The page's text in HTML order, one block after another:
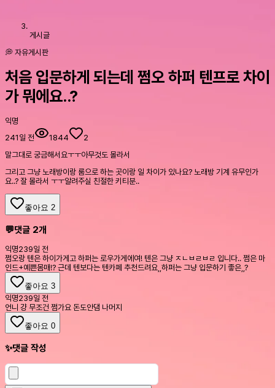
게시글
💭 자유게시판
처음 입문하게 되는데 쩜오 하퍼 텐프로 차이
가 뭐에요..?
익명
241일 전
1844
2
말그대로 궁금해서요ㅜㅜ아무것도 몰라서
그리고 그냥 노래방이랑 룸으로 하는 곳이랑 일 차이가 있나요? 노래방 기계 유무인가
요..? 잘 몰라서 ㅜㅜ알려주실 친절한 키티분..
좋아요 2
💬댓글 2개
익명239일 전
쩜오랑 텐은 하이가게고 하퍼는 로우가게에여! 텐은 그냥 ㅈㄴㅂㄹㅂㄹ 입니다.. 쩜은 마
인드+예쁜몸매!? 근데 텐보다는 텐카페 추천드려요,,하퍼는 그냥 입문하기 좋은,,?
좋아요 3
익명239일 전
언니 걍 무조건 쩜가요 돈도안댐 나머지
좋아요 0
✨댓글 작성